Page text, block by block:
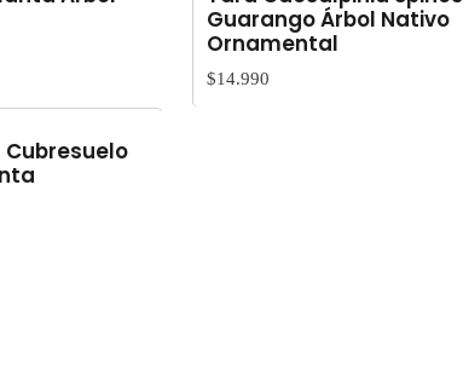
Guarango Árbol Nativo
Ornamental
$14.990